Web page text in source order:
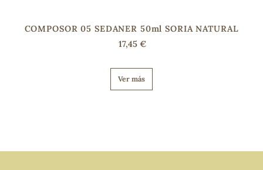
COMPOSOR 05 SEDANER 50ml SORIA NATURAL
17,45 €
Ver más